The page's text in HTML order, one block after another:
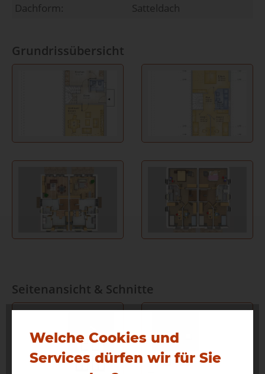
Dachform:
Satteldach
Grundrissübersicht
Seitenansicht & Schnitte
Welche Cookies und
Services dürfen wir für Sie